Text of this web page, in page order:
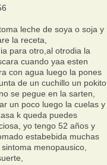
leche de soya o soja y
la receta,
para otro,al otrodia la
cuando yaa esten
con agua luego la pones
de un cuchillo un pokito
se pegue en la sarten,
un poco luego la cuelas y
k queda puedes
yo tengo 52 años y
estabebida muchas
menopausico,